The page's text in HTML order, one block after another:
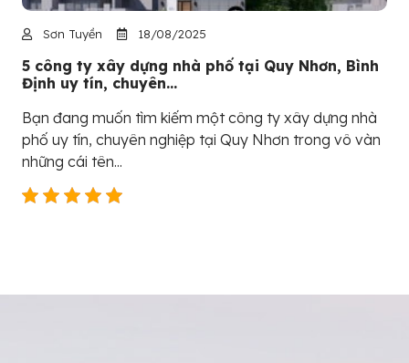
Sơn Tuyền 18/08/2025
5 công ty xây dựng nhà phố tại Quy Nhơn, Bình
Định uy tín, chuyên...
Bạn đang muốn tìm kiếm một công ty xây dựng nhà
phố uy tín, chuyên nghiệp tại Quy Nhơn trong vô vàn
những cái tên...